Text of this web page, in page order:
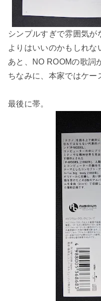
シンプルすぎで雰囲気
よりはいいのかもしれ
あと、NO ROOMの歌
ちなみに、本家ではケー
最後に帯。